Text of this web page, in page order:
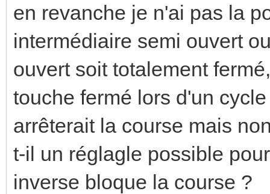
en revanche je n'ai pas la
intermédiaire semi ouvert
ouvert soit totalement
touche fermé lors d'un
arrêterait la course mais
t-il un réglagle possible
inverse bloque la course ?